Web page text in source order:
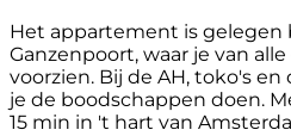
Het appartement is
Ganzenpoort, waar je van
voorzien. Bij de AH, toko's
je de boodschappen doen.
15 min in 't hart van